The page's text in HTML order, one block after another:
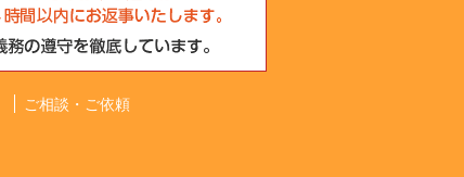
ご相談・ご依頼